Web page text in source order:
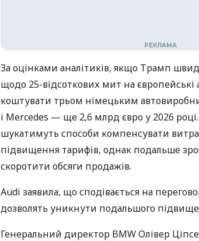
За оцінками аналітиків, якщо Трамп
щодо 25-відсоткових мит на європейські
коштувати трьом німецьким
і Mercedes — ще 2,6 млрд євро у 2026
шукатимуть способи компенсувати
підвищення тарифів, однак подальше
скоротити обсяги продажів.
Audi заявила, що сподівається на
дозволять уникнути подальшого
Генеральний директор BMW Олівер